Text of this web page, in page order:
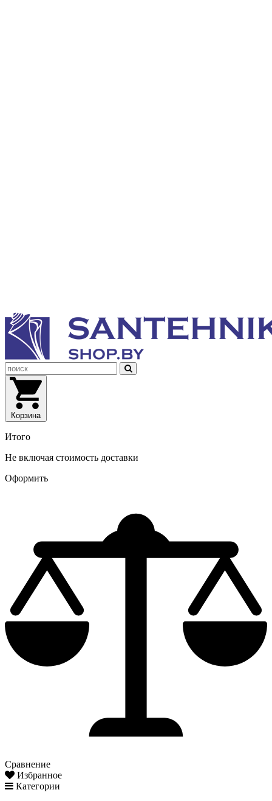
Корзина
Итого
Не включая стоимость доставки
Оформить
Сравнение
Избранное
Категории